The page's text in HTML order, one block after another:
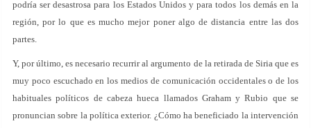
podría ser desastrosa para los Estados Unidos y para todos los demás en la
región, por lo que es mucho mejor poner algo de distancia entre las dos
partes.
Y, por último, es necesario recurrir al argumento de la retirada de Siria que es
muy poco escuchado en los medios de comunicación occidentales o de los
habituales políticos de cabeza hueca llamados Graham y Rubio que se
pronuncian sobre la política exterior. ¿Cómo ha beneficiado la intervención